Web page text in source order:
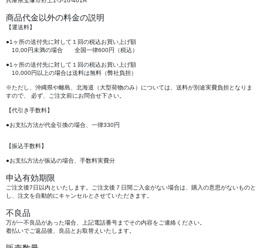
商品代金以外の料金の説明
【運送料】
●1ヶ所の送付先に対して１回の税込お買い上げ額
10,00円未満の場合 全国一律600円（税込）
●1ヶ所の送付先に対して１回の税込お買い上げ額
10,000円以上の場合は送料は無料（弊社負担）
※ただし、沖縄県や離島、北海道（大型荷物のみ）については、送料が別途実費負担となりま
すので、 必ず、ご注文前にお問合せ下さい。
【代引き手数料】
●お支払方法が代金引換の場合、一律330円
【振込手数料】
●お支払方法が振込の場合、手数料実費分
申込有効期限
ご注文後7日以内といたします。ご注文後７日間ご入金がない場合は、購入の意思がないものと
し、注文を自動的にキャンセルとさせていただきます。
不良品
万が一不良品があった場合、上記電話番号までその内容をご連絡ください。
着払いでご返品後、良品とお取替えいたします。